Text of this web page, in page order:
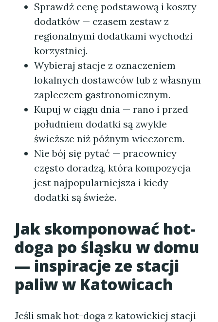
Sprawdź cenę podstawową i koszty
dodatków — czasem zestaw z
regionalnymi dodatkami wychodzi
korzystniej.
Wybieraj stacje z oznaczeniem
lokalnych dostawców lub z własnym
zapleczem gastronomicznym.
Kupuj w ciągu dnia — rano i przed
południem dodatki są zwykle
świeższe niż późnym wieczorem.
Nie bój się pytać — pracownicy
często doradzą, która kompozycja
jest najpopularniejsza i kiedy
dodatki są świeże.
Jak skomponować hot-
doga po śląsku w domu
— inspiracje ze stacji
paliw w Katowicach
Jeśli smak hot-doga z katowickiej stacji